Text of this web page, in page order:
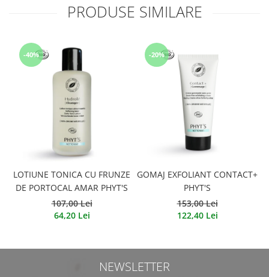
PRODUSE SIMILARE
-40%
LOTIUNE TONICA CU FRUNZE
DE PORTOCAL AMAR PHYT'S
107,00 Lei
64,20 Lei
-20%
GOMAJ EXFOLIANT CONTACT+
PHYT'S
153,00 Lei
122,40 Lei
NEWSLETTER